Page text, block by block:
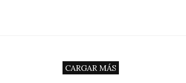
CARGAR MÁS